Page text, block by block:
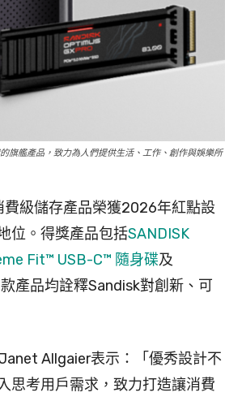
旗艦產品，致力為人們提供生活、工作、創作與娛樂所
級儲存產品榮獲2026年紅點設
位。得獎產品包括SANDISK
Fit™ USB-C™ 隨身碟及
款產品均詮釋Sandisk對創新、可
Allgaier表示：「優秀設計不
思考用戶需求，致力打造讓消費